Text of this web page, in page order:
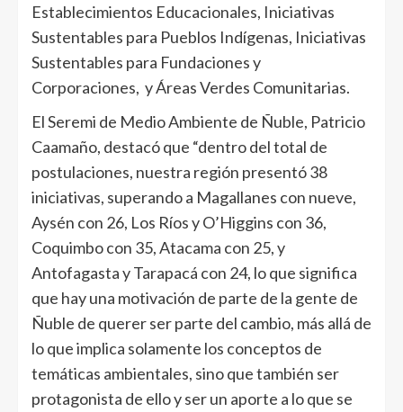
Establecimientos Educacionales, Iniciativas
Sustentables para Pueblos Indígenas, Iniciativas
Sustentables para Fundaciones y
Corporaciones, y Áreas Verdes Comunitarias.
El Seremi de Medio Ambiente de Ñuble, Patricio
Caamaño, destacó que “dentro del total de
postulaciones, nuestra región presentó 38
iniciativas, superando a Magallanes con nueve,
Aysén con 26, Los Ríos y O’Higgins con 36,
Coquimbo con 35, Atacama con 25, y
Antofagasta y Tarapacá con 24, lo que significa
que hay una motivación de parte de la gente de
Ñuble de querer ser parte del cambio, más allá de
lo que implica solamente los conceptos de
temáticas ambientales, sino que también ser
protagonista de ello y ser un aporte a lo que se